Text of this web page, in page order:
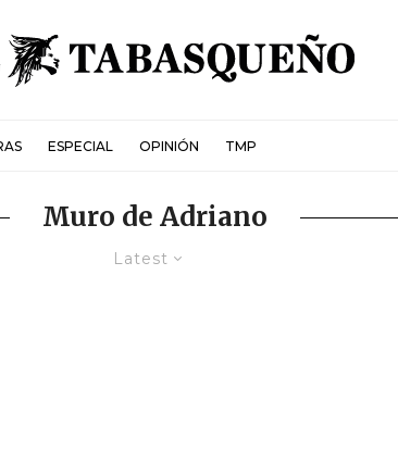
ESPECIAL OPINIÓN TMP
Muro de Adriano
Latest